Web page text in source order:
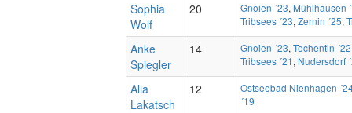
Sophia
Wolf
20 Gnoien ´23, Mühlhausen
Tribsees ´23, Zernin ´25,
Anke
Spiegler
14 Gnoien ´23, Techentin ´22
Tribsees ´21 , Nudersdorf
Alia
Lakatsch
12
Ostseebad Nienhagen
´19